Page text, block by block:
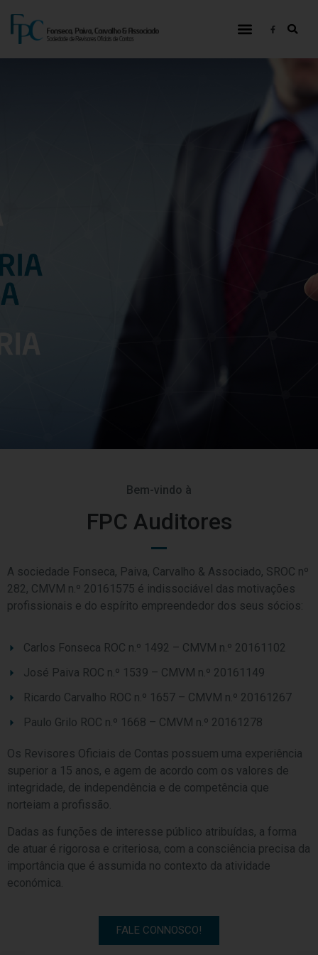
Bem-vindo à
FPC Auditores
A sociedade Fonseca, Paiva, Carvalho & Associado, SROC nº
282, CMVM n.º 20161575 é indissociável das motivações
profissionais e do espírito empreendedor dos seus sócios:
Carlos Fonseca ROC n.º 1492 – CMVM n.º 20161102
José Paiva ROC n.º 1539 – CMVM n.º 20161149
Ricardo Carvalho ROC n.º 1657 – CMVM n.º 20161267
Paulo Grilo ROC n.º 1668 – CMVM n.º 20161278
Os Revisores Oficiais de Contas possuem uma experiência
superior a 15 anos, e agem de acordo com os valores de
integridade, de independência e de competência que
norteiam a profissão.
Dadas as funções de interesse público atribuídas, a forma
de atuar é rigorosa e criteriosa, com a consciência precisa da
importância que é assumida no contexto da atividade
económica.
FALE CONNOSCO!